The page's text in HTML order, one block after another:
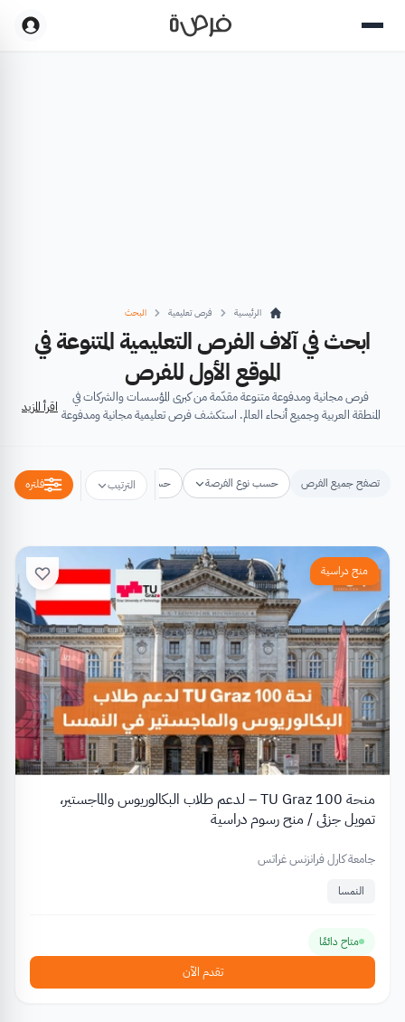
الرئيسية فرص تعليمية البحث
ابحث في آلاف الفرص التعليمية المتنوعة في
الموقع الأول للفرص
فرص مجانية ومدفوعة متنوعة مقدّمة من كبرى المؤسسات والشركات في
المنطقة العربية وجميع أنحاء العالم. استكشف فرص تعليمية مجانية ومدفوعة
الخبرات وبناء القدرات.
اقرأ المزيد
تصفح جميع الفرص حسب نوع الفرصة حسب مكان الفرصة حسب الترتيب فلتره
منح دراسية
منحة TU Graz 100 – لدعم طلاب البكالوريوس والماجستير،
تمويل جزئي / منح رسوم دراسية
جامعة كارل فرانزنس غراتس
النمسا
متاح دائمًا
تقدم الآن